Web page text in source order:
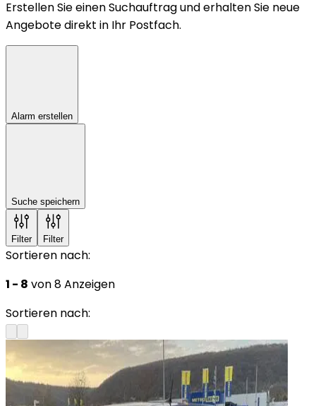
Erstellen Sie einen Suchauftrag und erhalten Sie neue
Angebote direkt in Ihr Postfach.
Alarm erstellen
Suche speichern
Filter Filter
Sortieren nach:
1 - 8 von 8 Anzeigen
Sortieren nach: